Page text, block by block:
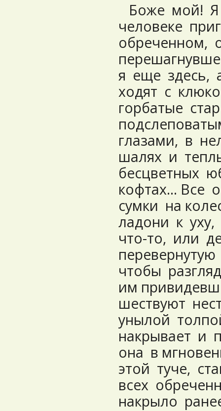
Боже мой! Я
человеке
обреченном,
я еще здесь,
ходят с
горбатые
глазами, в
шалях и
бесцветных
кофтах… Все
сумки на
ладони к
что-то, или
чтобы
им
шествуют
унылой
накрывает и
она в
этой туче,
всех
накрыло